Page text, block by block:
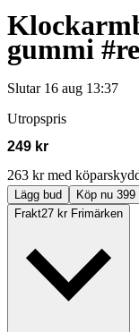
gummi
Slutar 16 aug 13:37
Utropspris
249 kr
263 kr med
Lägg bud
Köp nu 399
Frakt27 kr Frimärken